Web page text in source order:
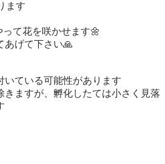
ます
て花を咲かせます🌼
あげて下さい🙏
いている可能性があります
きますが、孵化したては小さく見落